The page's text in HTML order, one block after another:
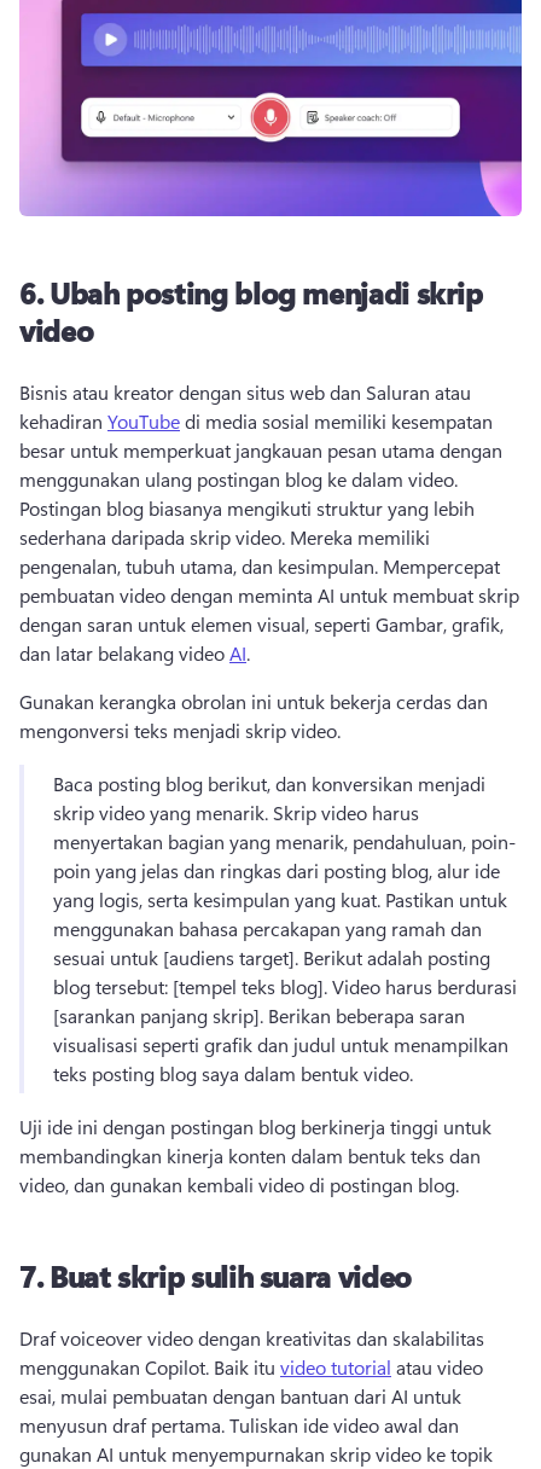
6.Ubah posting blog menjadi skrip
video
Bisnis atau kreator dengan situs web dan Saluran atau
kehadiran YouTube di media sosial memiliki kesempatan
besar untuk memperkuat jangkauan pesan utama dengan
Postingan blog biasanya mengikuti struktur yang lebih
sederhana daripada skrip video. Mereka memiliki
pengenalan, tubuh utama, dan kesimpulan. Mempercepat
pembuatan video dengan meminta AI untuk membuat skrip
dengan saran untuk elemen visual, seperti Gambar, grafik,
dan latar belakang video AI.
Gunakan kerangka obrolan ini untuk bekerja cerdas dan
mengonversi teks menjadi skrip video.
Baca posting blog berikut, dan konversikan menjadi
skrip video yang menarik. Skrip video harus
menyertakan bagian yang menarik, pendahuluan, poin-
poin yang jelas dan ringkas dari posting blog, alur ide
yang logis, serta kesimpulan yang kuat. Pastikan untuk
menggunakan bahasa percakapan yang ramah dan
sesuai untuk [audiens target]. Berikut adalah posting
blog tersebut: [tempel teks blog]. Video harus berdurasi
[sarankan panjang skrip]. Berikan beberapa saran
visualisasi seperti grafik dan judul untuk menampilkan
teks posting blog saya dalam bentuk video.
Uji ide ini dengan postingan blog berkinerja tinggi untuk
membandingkan kinerja konten dalam bentuk teks dan
video, dan gunakan kembali video di postingan blog.
7.Buat skrip sulih suara video
Draf voiceover video dengan kreativitas dan skalabilitas
menggunakan Copilot. Baik itu video tutorial atau video
esai, mulai pembuatan dengan bantuan dari AI untuk
menyusun draf pertama. Tuliskan ide video awal dan
gunakan AI untuk menyempurnakan skrip video ke topik